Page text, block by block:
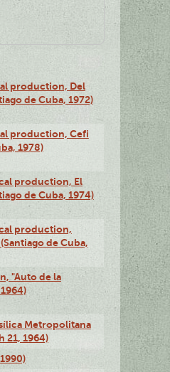
production, Del
de Cuba, 1972)
production, Cefi
1978)
production, El
de Cuba, 1974)
production,
de Cuba,
"Auto de la
Metropolitana
21, 1964)